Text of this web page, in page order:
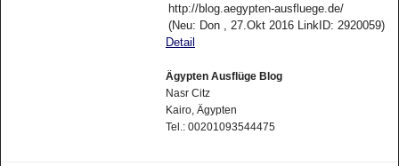
http://blog.aegypten-ausfluege.de/
(Neu: Don , 27.Okt 2016 LinkID: 2920059)
Detail
Ägypten Ausflüge Blog
Nasr Citz
Kairo, Ägypten
Tel.: 00201093544475